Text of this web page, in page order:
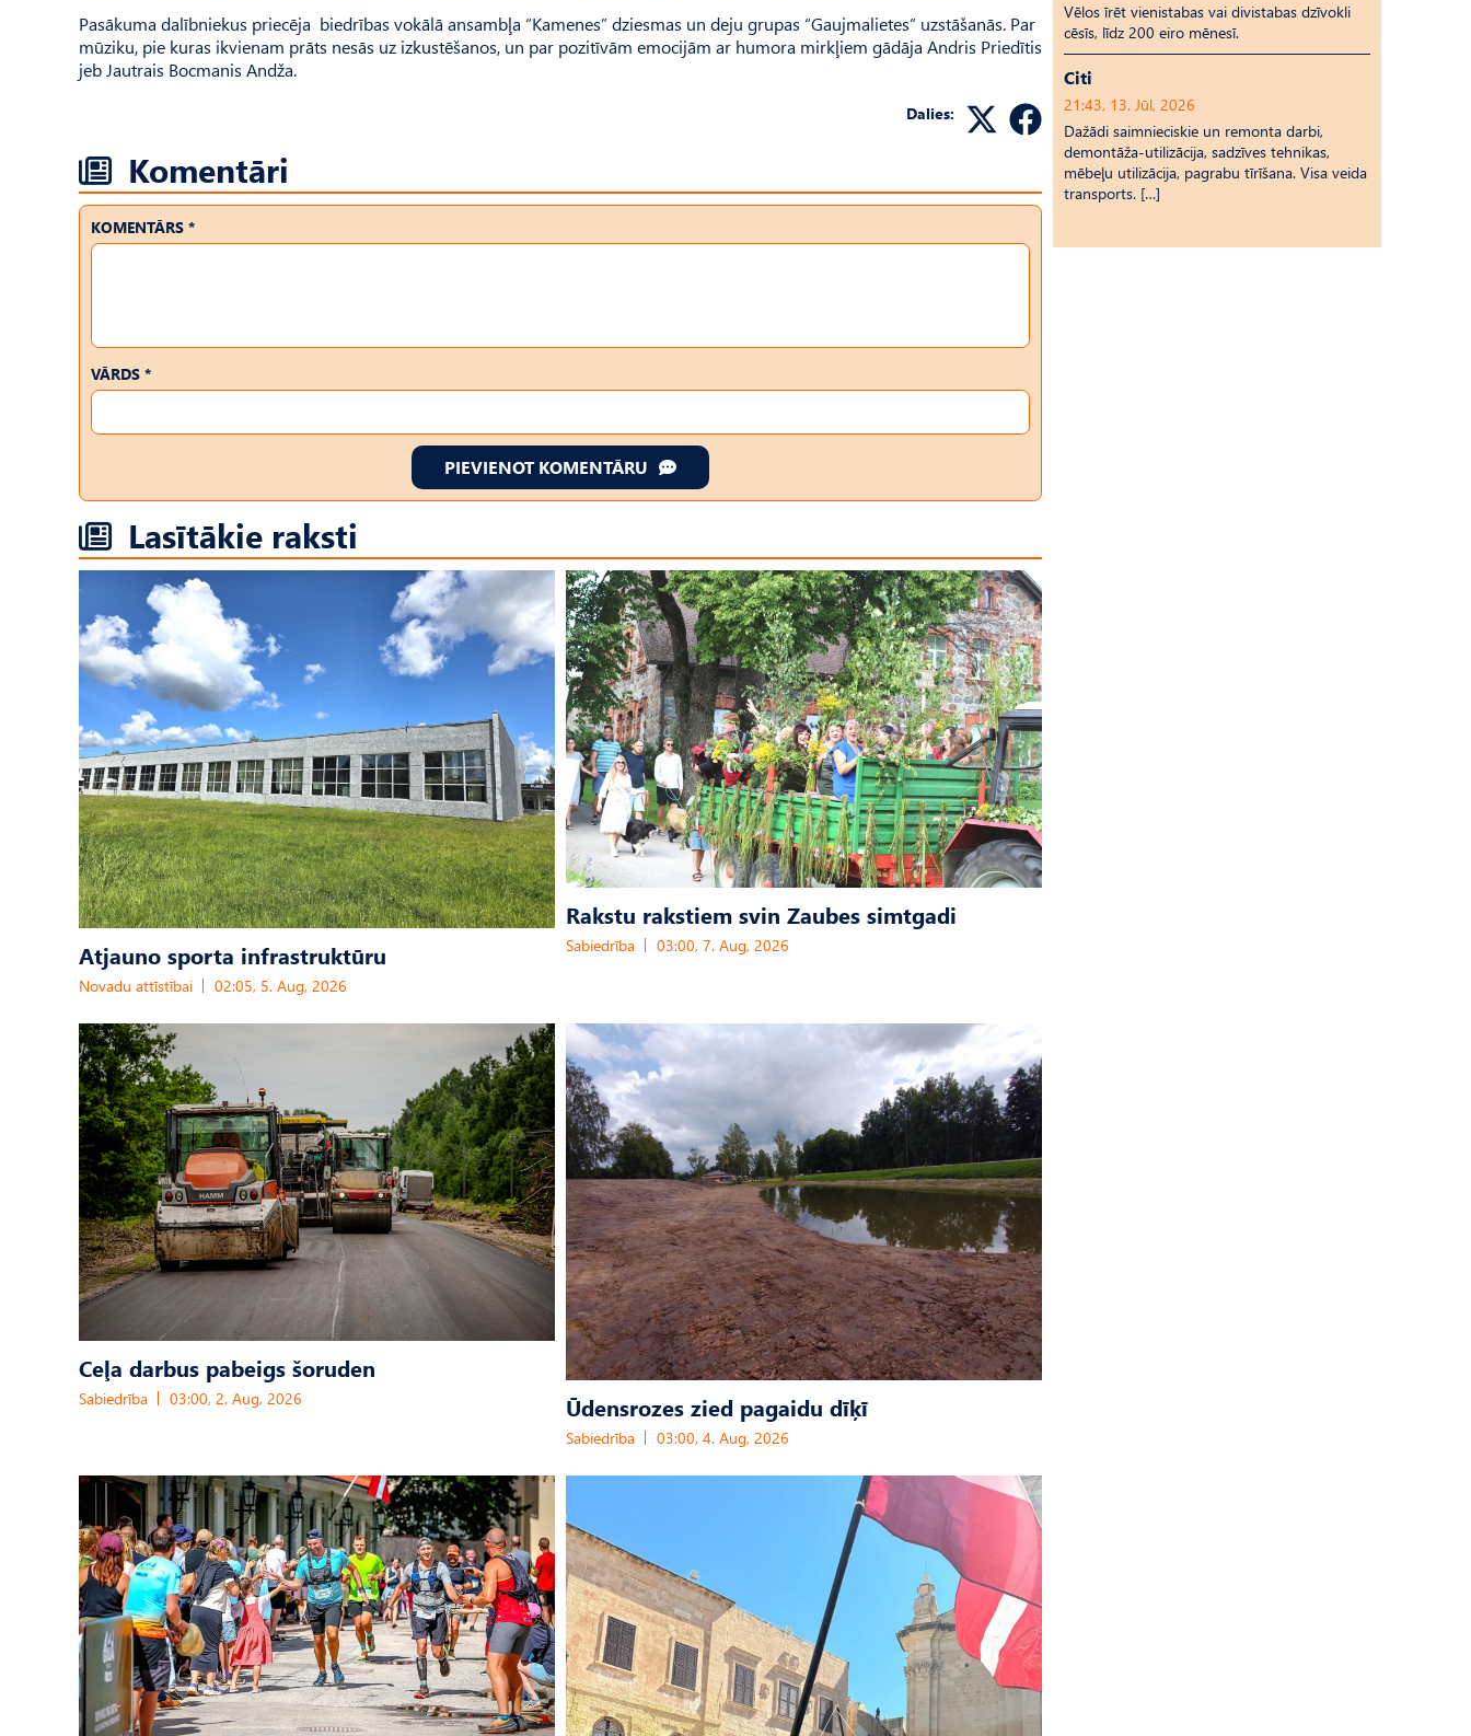
Pasākuma dalībniekus priecēja biedrības vokālā ansambļa “Kamenes” dziesmas un deju grupas “Gaujmalietes” uzstāšanās. Par
mūziku, pie kuras ikvienam prāts nesās uz izkustēšanos, un par pozitīvām emocijām ar humora mirkļiem gādāja Andris Priedītis
jeb Jautrais Bocmanis Andža.
Dalies:
Komentāri
KOMENTĀRS *
VĀRDS *
PIEVIENOT KOMENTĀRU
Lasītākie raksti
Atjauno sporta infrastruktūru
Novadu attīstībai 02:05, 5. Aug, 2026
Rakstu rakstiem svin Zaubes simtgadi
Sabiedrība 03:00, 7. Aug, 2026
Ceļa darbus pabeigs šoruden
Sabiedrība 03:00, 2. Aug, 2026 Ūdensrozes zied pagaidu dīķī
Sabiedrība 03:00, 4. Aug, 2026
Vēlos īrēt vienistabas vai divistabas dzīvokli
cēsīs, līdz 200 eiro mēnesī.
Citi
21:43, 13. Jūl, 2026
Dažādi saimnieciskie un remonta darbi,
demontāža-utilizācija, sadzīves tehnikas,
mēbeļu utilizācija, pagrabu tīrīšana. Visa veida
transports. […]